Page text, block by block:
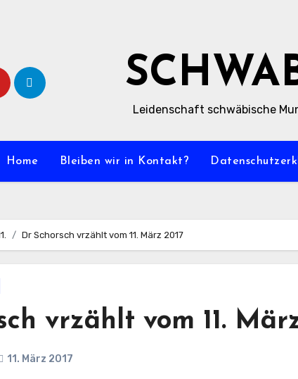
Leidenschaft schwäbische
Home Bleiben wir in Kontakt?
Dr Schorsch vrzählt vom 11. März 2017
vrzählt vom 11.
11. März 2017